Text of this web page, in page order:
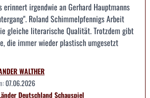
erinnert irgendwie an Gerhard Hauptmanns
Roland Schimmelpfennigs Arbeit
gleiche literarische Qualität. Trotzdem gibt
die immer wieder plastisch umgesetzt
WALTHER
07.06.2026
DeutschlandSchauspiel